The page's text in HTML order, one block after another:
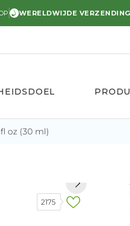
WERELDWIJDE VERZENDING
oz (30 ml)
2175